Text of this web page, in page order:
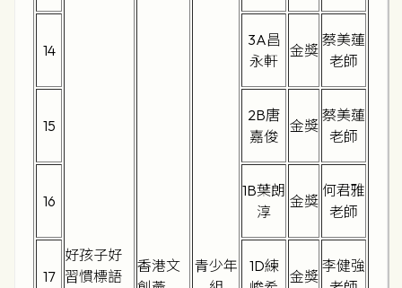
好孩子好
習慣標語
香港文
青少年
14
3A昌
永軒
金獎
蔡美蓮
老師
15
2B唐
嘉俊
金獎
蔡美蓮
老師
16
1B葉朗
淳
金獎
何君雅
老師
17
1D練
金獎
李健強